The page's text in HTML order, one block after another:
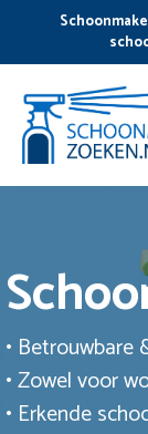
de
inhoud
• Betrouwbare
• Zowel voor
• Erkende